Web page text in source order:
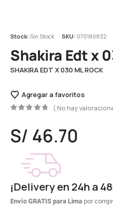
Stock: Sin Stock SKU: 070180832
Shakira Edt x
SHAKIRA EDT X 030 ML ROCK
Agregar a favoritos
( No hay
S/ 46.70
¡Delivery en 24h a
Envío GRATIS para Lima por